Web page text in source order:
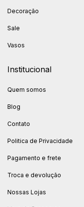
Decoração
Sale
Vasos
Institucional
Quem somos
Blog
Contato
Politica de Privacidade
Pagamento e frete
Troca e devolução
Nossas Lojas